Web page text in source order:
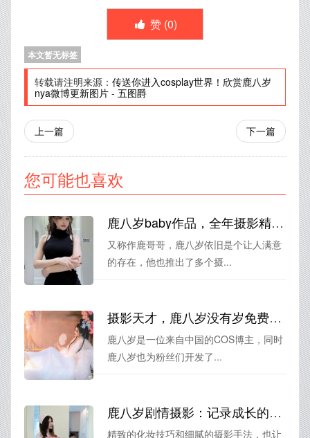
赞 (0)
本文暂无标签
转载请注明来源： 传送你进入cosplay世界！欣赏鹿八岁
nya微博更新图片 - 五图爵
上一篇 下一篇
您可能也喜欢
鹿八岁baby作品，全年摄影精选推荐
又称作鹿哥哥，鹿八岁依旧是个让人满意
的存在，他也推出了多个摄...
摄影天才，鹿八岁没有岁免费带你走进自然世界
鹿八岁是一位来自中国的COS博主，同时
鹿八岁也为粉丝们开发了...
鹿八岁剧情摄影：记录成长的点滴，留住美好回忆
精致的化妆技巧和细腻的摄影手法，也让